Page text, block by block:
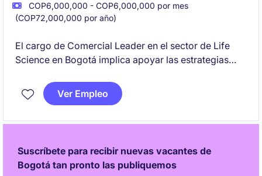
COP6,000,000 - COP6,000,000 por mes
(COP72,000,000 por año)
El cargo de Comercial Leader en el sector de Life
Science en Bogotá implica apoyar las estrategias
dentro del área de Healthcare. Este rol temporal
requiere enfoque en resultados y habilidades para
Ver Empleo
Suscríbete para recibir nuevas vacantes de
Bogotá tan pronto las publiquemos